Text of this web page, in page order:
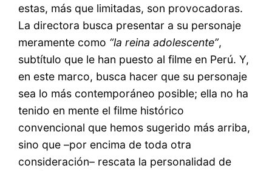
estas, más que limitadas, son provocadoras.
La directora busca presentar a su personaje
meramente como “la reina adolescente”,
subtítulo que le han puesto al filme en Perú. Y,
en este marco, busca hacer que su personaje
sea lo más contemporáneo posible; ella no ha
tenido en mente el filme histórico
convencional que hemos sugerido más arriba,
sino que –por encima de toda otra
consideración– rescata la personalidad de